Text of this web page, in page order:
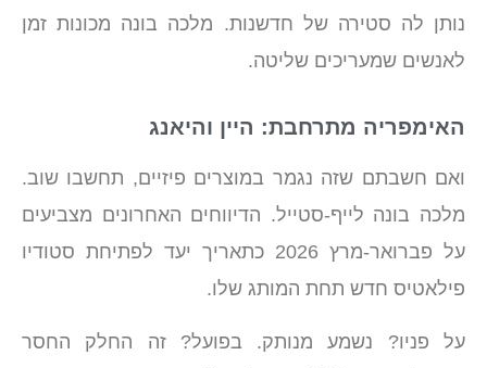
נותן לה סטירה של חדשנות. מלכה בונה מכונות זמן
לאנשים שמעריכים שליטה.
האימפריה מתרחבת: היין והיאנג
ואם חשבתם שזה נגמר במוצרים פיזיים, תחשבו שוב.
מלכה בונה לייף-סטייל. הדיווחים האחרונים מצביעים
על פברואר-מרץ 2026 כתאריך יעד לפתיחת סטודיו
פילאטיס חדש תחת המותג שלו.
על פניו? נשמע מנותק. בפועל? זה החלק החסר